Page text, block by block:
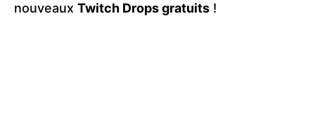
nouveaux Twitch Drops gratuits !